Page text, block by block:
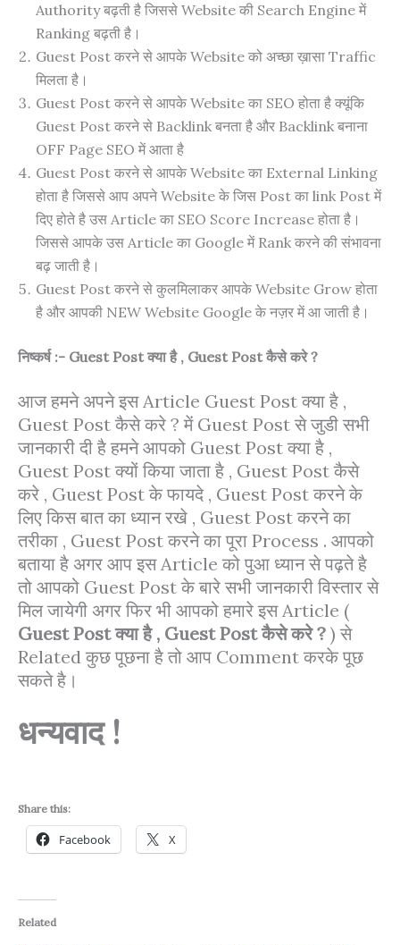
Authority बढ़ती है जिससे Website की Search Engine में
Ranking बढ़ती है।
Guest Post करने से आपके Website को अच्छा ख़ासा Traffic
मिलता है।
Guest Post करने से आपके Website का SEO होता है क्यूंकि
Guest Post करने से Backlink बनता है और Backlink बनाना
OFF Page SEO में आता है
Guest Post करने से आपके Website का External Linking
होता है जिससे आप अपने Website के जिस Post का link Post में
दिए होते है उस Article का SEO Score Increase होता है।
जिससे आपके उस Article का Google में Rank करने की संभावना
बढ़ जाती है।
Guest Post करने से कुलमिलाकर आपके Website Grow होता
है और आपकी NEW Website Google के नज़र में आ जाती है।
निष्कर्ष :- Guest Post क्या है , Guest Post कैसे करे ?
आज हमने अपने इस Article Guest Post क्या है ,
Guest Post कैसे करे ? में Guest Post से जुडी सभी
जानकारी दी है हमने आपको Guest Post क्या है ,
Guest Post क्यों किया जाता है , Guest Post कैसे
करे , Guest Post के फायदे , Guest Post करने के
लिए किस बात का ध्यान रखे , Guest Post करने का
तरीका , Guest Post करने का पूरा Process . आपको
बताया है अगर आप इस Article को पुआ ध्यान से पढ़ते है
तो आपको Guest Post के बारे सभी जानकारी विस्तार से
मिल जायेगी अगर फिर भी आपको हमारे इस Article (
Guest Post क्या है , Guest Post कैसे करे ? ) से
Related कुछ पूछना है तो आप Comment करके पूछ
सकते है।
धन्यवाद !
Share this:
Facebook X
Related